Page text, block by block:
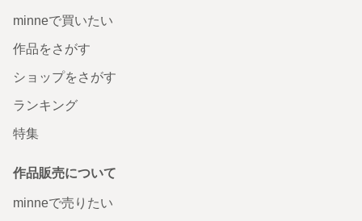
minneで買いたい
作品をさがす
ショップをさがす
ランキング
特集
作品販売について
minneで売りたい